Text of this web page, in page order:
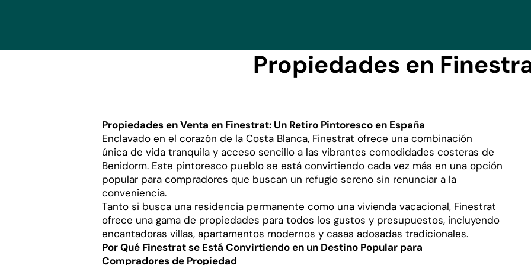
Propiedades en
Propiedades en Venta en Finestrat: Un Retiro Pintoresco en España
Enclavado en el corazón de la Costa Blanca, Finestrat ofrece una combinación
única de vida tranquila y acceso sencillo a las vibrantes comodidades costeras de
Benidorm. Este pintoresco pueblo se está convirtiendo cada vez más en una opción
popular para compradores que buscan un refugio sereno sin renunciar a la
conveniencia.
Tanto si busca una residencia permanente como una vivienda vacacional, Finestrat
ofrece una gama de propiedades para todos los gustos y presupuestos, incluyendo
encantadoras villas, apartamentos modernos y casas adosadas tradicionales.
Por Qué Finestrat se Está Convirtiendo en un Destino Popular para
Compradores de Propiedad